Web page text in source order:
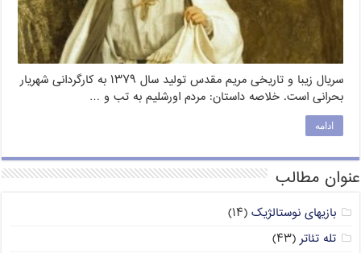
سریال زیبا و تاریخی مریم مقدس تولید سال ۱۳۷۹ به کارگردانی شهریار
بحرانی است. خلاصه داستان: مردم اورشلیم به تب و …
ادامه
عنوان مطالب
بازیهای نوستالژیک (۱۴)
تله تئاتر (۴۳)